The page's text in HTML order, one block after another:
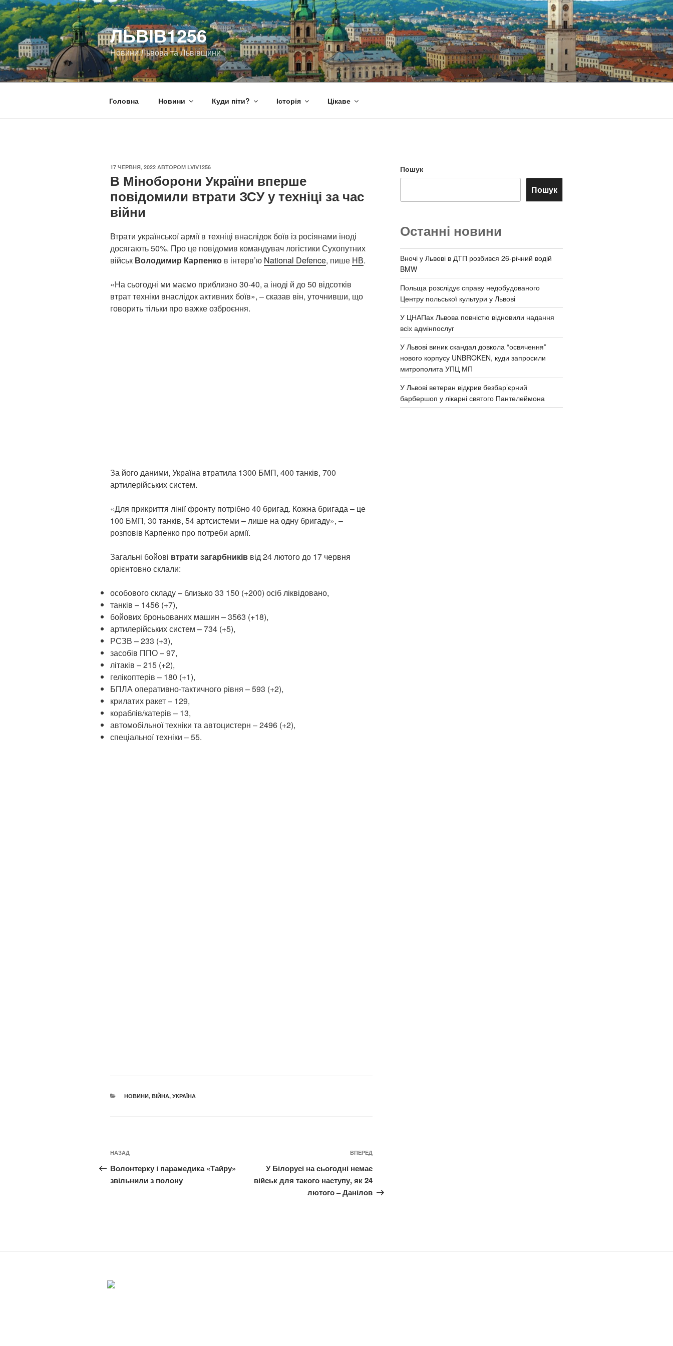
Перейти
до
вмісту
ЛЬВІВ1256
Новини Львова та Львівщини
Головна Новини Куди піти? Історія Цікаве
ОПУБЛІКОВАНО
17 ЧЕРВНЯ, 2022 АВТОРОМ LVIV1256
В Міноборони України вперше
повідомили втрати ЗСУ у техніці за час
війни
Втрати української армії в техніці внаслідок боїв із росіянами іноді
досягають 50%. Про це повідомив командувач логістики Сухопутних
військ Володимир Карпенко в інтерв’ю National Defence, пише НВ.
«На сьогодні ми маємо приблизно 30-40, а іноді й до 50 відсотків
втрат техніки внаслідок активних боїв», – сказав він, уточнивши, що
говорить тільки про важке озброєння.
За його даними, Україна втратила 1300 БМП, 400 танків, 700
артилерійських систем.
«Для прикриття лінії фронту потрібно 40 бригад. Кожна бригада – це
100 БМП, 30 танків, 54 артсистеми – лише на одну бригаду», –
розповів Карпенко про потреби армії.
Загальні бойові втрати загарбників від 24 лютого до 17 червня
орієнтовно склали:
особового складу – близько 33 150 (+200) осіб ліквідовано,
танків ‒ 1456 (+7),
бойових броньованих машин ‒ 3563 (+18),
артилерійських систем – 734 (+5),
РСЗВ – 233 (+3),
засобів ППО – 97,
літаків – 215 (+2),
гелікоптерів – 180 (+1),
БПЛА оперативно-тактичного рівня – 593 (+2),
крилатих ракет – 129,
кораблів/катерів – 13,
автомобільної техніки та автоцистерн – 2496 (+2),
спеціальної техніки – 55.
КАТЕГОРІЇ
НОВИНИ, ВІЙНА, УКРАЇНА
Навігація
записів
Попередній
запис:
НАЗАД
Волонтерку і парамедика «Тайру»
звільнили з полону
Наступний
запис
ВПЕРЕД
У Білорусі на сьогодні немає
військ для такого наступу, як 24
лютого – Данілов
Пошук
Пошук
Останні новини
Вночі у Львові в ДТП розбився 26-річний водій
BMW
Польща розслідує справу недобудованого
Центру польської культури у Львові
У ЦНАПах Львова повністю відновили надання
всіх адмінпослуг
У Львові виник скандал довкола “освячення”
нового корпусу UNBROKEN, куди запросили
митрополита УПЦ МП
У Львові ветеран відкрив безбар’єрний
барбершоп у лікарні святого Пантелеймона